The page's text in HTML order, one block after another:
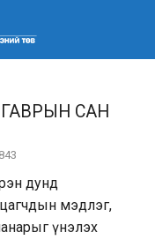
САН
дунд
мэдлэг,
үнэлэх